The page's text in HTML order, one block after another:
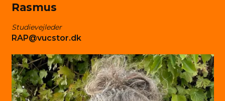
Ras­mus
Studievejleder
RAP@vucstor.dk